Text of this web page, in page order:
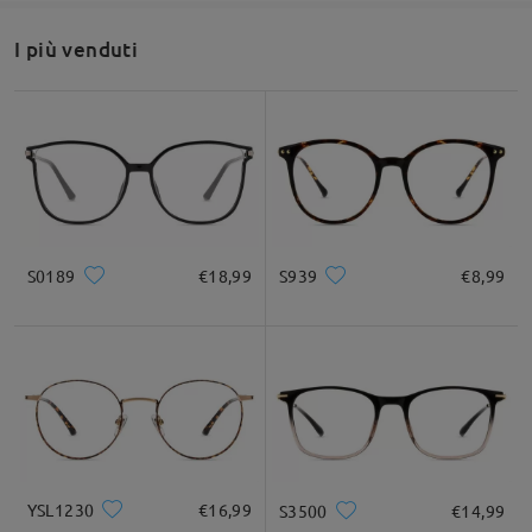
Design elegante a occhi di gatto per un look audace
Firmoo's
Ciao Marika
Grazie per la tua richiesta!
che hai condiviso:
https://www.firmoo.it/eyeglasses-p-
10743.html
I più venduti
S0189 €18,99 S939 €8,99
YSL1230 €16,99 S3500 €14,99